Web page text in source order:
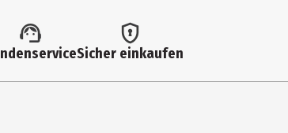
Sicher einkaufen